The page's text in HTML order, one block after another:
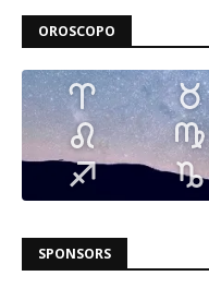
OROSCOPO
SPONSORS